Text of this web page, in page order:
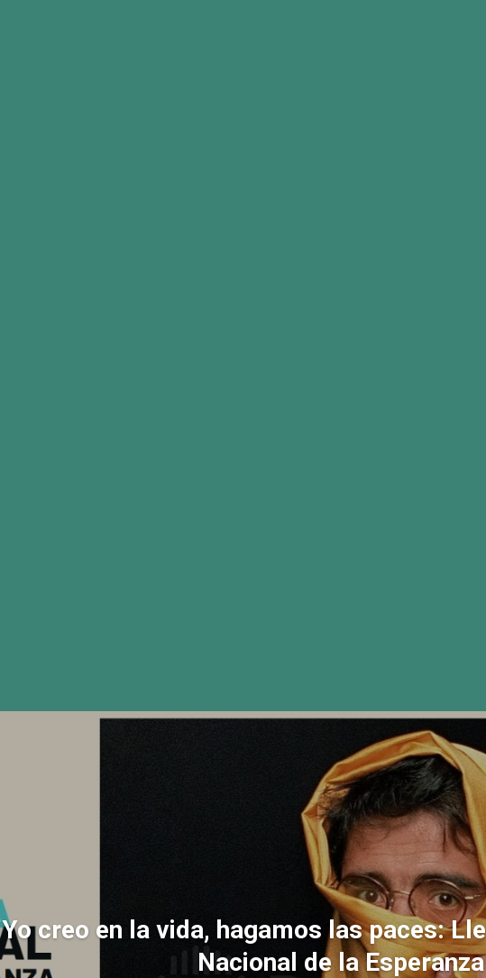
Yo creo en la vida, hagamos las paces:
Nacional de la Esperanza